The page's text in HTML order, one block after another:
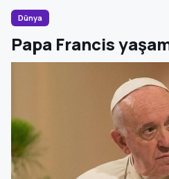
Dünya
Papa Francis